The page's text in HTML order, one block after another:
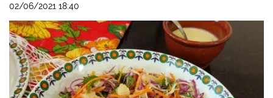
02/06/2021 18:40